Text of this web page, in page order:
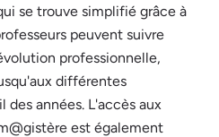
se trouve simplifié grâce à
peuvent suivre
professionnelle,
différentes
années. L'accès aux
est également